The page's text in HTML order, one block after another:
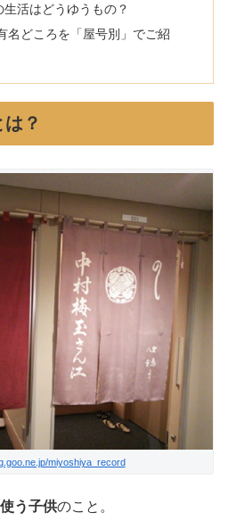
活はどうゆうもの？
名どころを「屋号別」でご紹
？
miyoshiya_record
う子供のこと。